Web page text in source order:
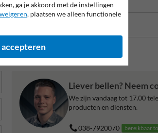
Made in DE
Liever bellen? Neem
We zijn vandaag tot 17.00
producten en diensten.
038-7920070 bereikbaar
ga je akkoord met de instellingen
weigeren, plaatsen we alleen functionele